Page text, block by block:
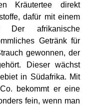
Kräutertee direkt
dafür mit einem
Der afrikanische
Getränk für
gewonnen, der
Dieser wächst
in Südafrika. Mit
bekommt er eine
fein, wenn man